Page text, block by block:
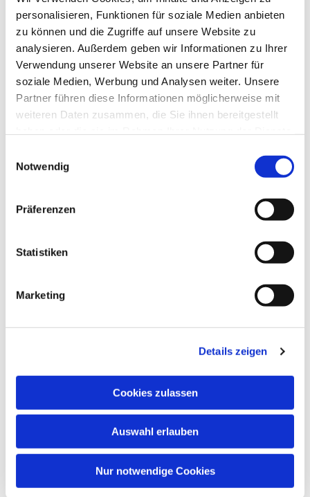
personalisieren, Funktionen für soziale Medien anbieten
zu können und die Zugriffe auf unsere Website zu
analysieren. Außerdem geben wir Informationen zu Ihrer
Verwendung unserer Website an unsere Partner für
soziale Medien, Werbung und Analysen weiter. Unsere
Partner führen diese Informationen möglicherweise mit
weiteren Daten zusammen, die Sie ihnen bereitgestellt
Notwendig
Präferenzen
Statistiken
Marketing
Details zeigen
Cookies zulassen
Auswahl erlauben
Nur notwendige Cookies
Dies könnte Sie auch
interessieren